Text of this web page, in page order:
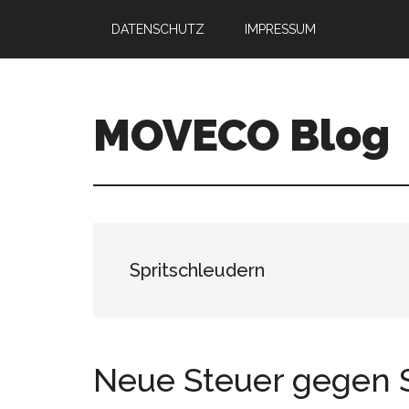
main
primary
DATENSCHUTZ IMPRESSUM
MOVECO Blog
der
Spritschleudern
Neue Steuer gegen